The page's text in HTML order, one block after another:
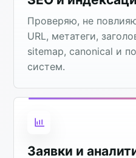
Проверяю, не
URL, метатеги,
sitemap, canonical и
систем.
Заявки и